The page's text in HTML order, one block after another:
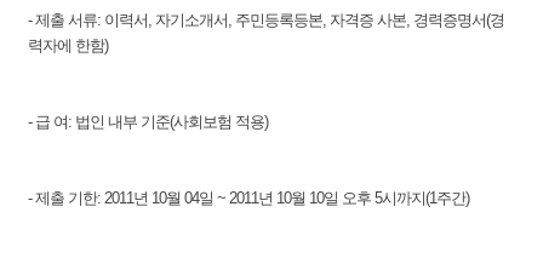
- 제출 서류: 이력서, 자기소개서, 주민등록등본, 자격증 사본, 경력증명서(경
력자에 한함)
- 급 여: 법인 내부 기준(사회보험 적용)
- 제출 기한: 2011년 10월 04일 ~ 2011년 10월 10일 오후 5시까지(1주간)